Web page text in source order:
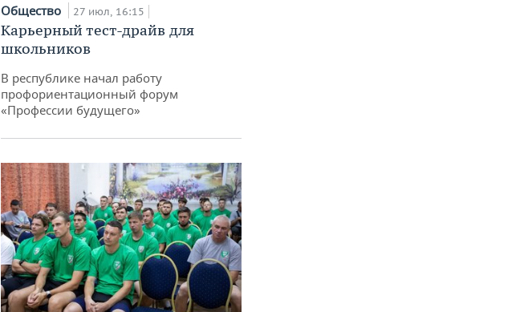
Общество 27 июл, 16:15
Карьерный тест-драйв для
школьников
В республике начал работу
профориентационный форум
«Профессии будущего»